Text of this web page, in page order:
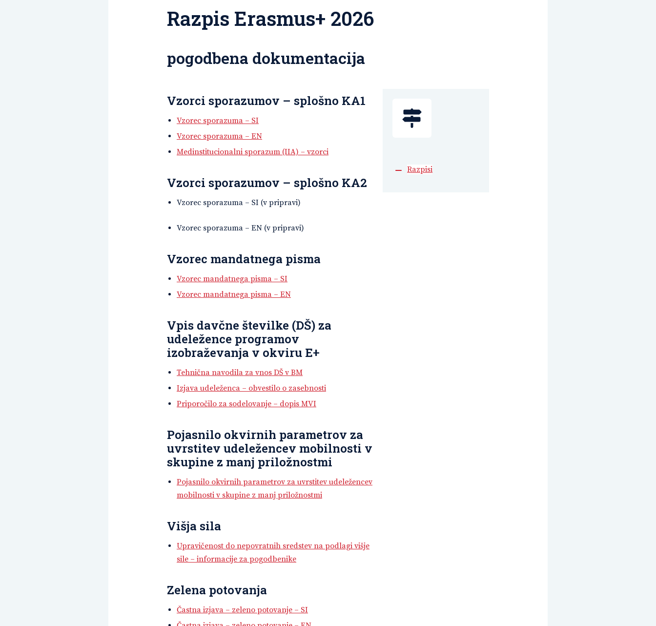
Razpis Erasmus+ 2026
pogodbena dokumentacija
Vzorci sporazumov – splošno KA1
Vzorec sporazuma – SI
Vzorec sporazuma – EN
Medinstitucionalni sporazum (IIA) – vzorci
Vzorci sporazumov – splošno KA2
Vzorec sporazuma – SI (v pripravi)
Vzorec sporazuma – EN (v pripravi)
Vzorec mandatnega pisma
Vzorec mandatnega pisma – SI
Vzorec mandatnega pisma – EN
Vpis davčne številke (DŠ) za
udeležence programov
izobraževanja v okviru E+
Tehnična navodila za vnos DŠ v BM
Izjava udeleženca – obvestilo o zasebnosti
Priporočilo za sodelovanje – dopis MVI
Pojasnilo okvirnih parametrov za
uvrstitev udeležencev mobilnosti v
skupine z manj priložnostmi
Pojasnilo okvirnih parametrov za uvrstitev udeležencev
mobilnosti v skupine z manj priložnostmi
Višja sila
Upravičenost do nepovratnih sredstev na podlagi višje
sile – informacije za pogodbenike
Zelena potovanja
Častna izjava – zeleno potovanje – SI
Razpisi